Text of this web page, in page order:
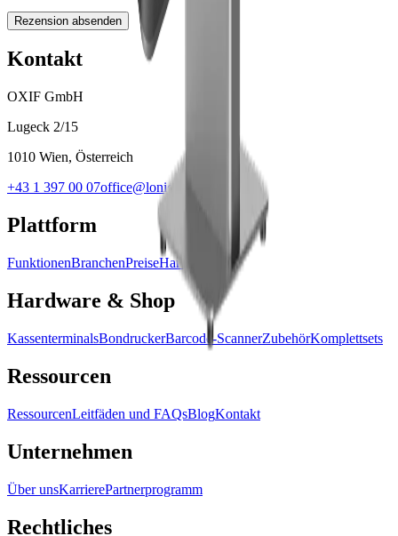
Rezension absenden
Kontakt
OXIF GmbH
Lugeck 2/15
1010 Wien, Österreich
+43 1 397 00 07office@lonio.io
Plattform
FunktionenBranchenPreiseHardware
Hardware & Shop
KassenterminalsBondruckerBarcode-ScannerZubehörKomplettsets
Ressourcen
RessourcenLeitfäden und FAQsBlogKontakt
Unternehmen
Über unsKarrierePartnerprogramm
Rechtliches